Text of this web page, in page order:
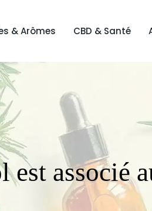
& Arômes CBD & Santé
est associé